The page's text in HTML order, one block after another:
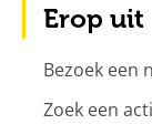
Erop uit
Bezoek een
Zoek een